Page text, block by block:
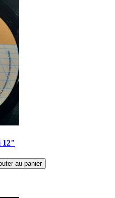
12"
au panier